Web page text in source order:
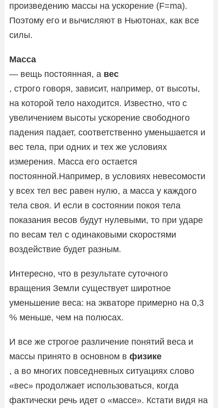
произведению массы на ускорение (F=ma).
Поэтому его и вычисляют в Ньютонах, как все
силы.
Масса
— вещь постоянная, а вес
, строго говоря, зависит, например, от высоты,
на которой тело находится. Известно, что с
увеличением высоты ускорение свободного
падения падает, соответственно уменьшается и
вес тела, при одних и тех же условиях
измерения. Масса его остается
постоянной.Например, в условиях невесомости
у всех тел вес равен нулю, а масса у каждого
тела своя. И если в состоянии покоя тела
показания весов будут нулевыми, то при ударе
по весам тел с одинаковыми скоростями
воздействие будет разным.
Интересно, что в результате суточного
вращения Земли существует широтное
уменьшение веса: на экваторе примерно на 0,3
% меньше, чем на полюсах.
И все же строгое различение понятий веса и
массы принято в основном в физике
, а во многих повседневных ситуациях слово
«вес» продолжает использоваться, когда
фактически речь идет о «массе». Кстати видя на